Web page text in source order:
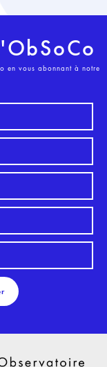
en vous abonnant à notre